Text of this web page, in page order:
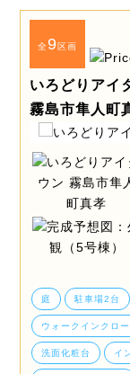
全9区画
いろどりアイ
霧島市隼人町
庭 駐車場2台
ウォークインクロー
洗面化粧台 イ